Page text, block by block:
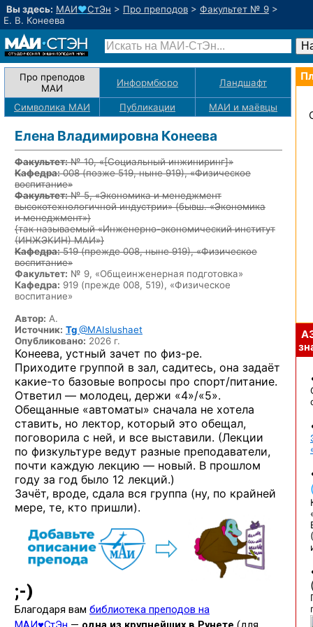
Вы здесь: МАИ♥СтЭн > Про преподов > Факультет № 9 >
Е. В. Конеева
Про преподов
МАИ
Информбюро Ландшафт
Символика МАИ Публикации МАИ и маёвцы
Елена Владимировна Конеева
Факультет:№ 10, «[Социальный инжиниринг]»
Кафедра:008(позже 519, ныне 919), «Физическое
воспитание»
Факультет:№ 5, «Экономика и менеджмент
высокотехнологичной индустрии» (бывш. «Экономика
и менеджмент»)
{так называемый «Инженерно-экономический институт
(ИНЖЭКИН) МАИ»}
Кафедра:519(прежде 008, ныне 919), «Физическое
воспитание»
Факультет: № 9, «Общеинженерная подготовка»
Кафедра: 919 (прежде 008, 519), «Физическое
воспитание»
Автор: А.
Источник: Tg@MAIslushaet
Опубликовано: 2026 г.
Конеева, устный зачет по физ-ре.
Приходите группой в зал, садитесь, она задаёт
какие-то базовые вопросы про спорт/питание.
Ответил — молодец, держи «4»/«5».
Обещанные «автоматы» сначала не хотела
ставить, но лектор, который это обещал,
поговорила с ней, и все выставили. (Лекции
по физкультуре ведут разные преподаватели,
почти каждую лекцию — новый. В прошлом
году за год было 12 лекций.)
Зачёт, вроде, сдала вся группа (ну, по крайней
мере, те, кто пришли).
(